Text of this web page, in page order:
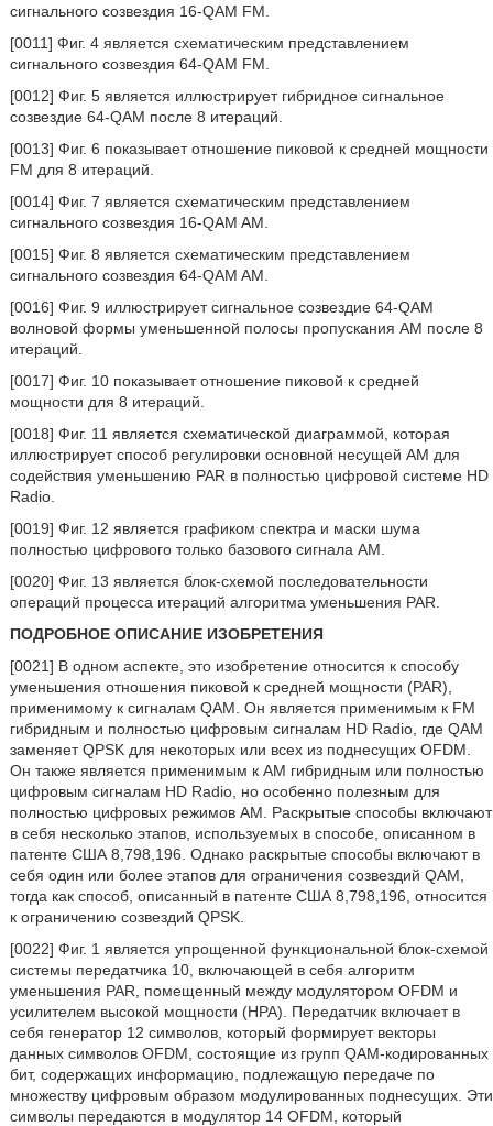
сигнального созвездия 16-QAM FM.
[0011] Фиг. 4 является схематическим представлением
сигнального созвездия 64-QAM FM.
[0012] Фиг. 5 является иллюстрирует гибридное сигнальное
созвездие 64-QAM после 8 итераций.
[0013] Фиг. 6 показывает отношение пиковой к средней мощности
FM для 8 итераций.
[0014] Фиг. 7 является схематическим представлением
сигнального созвездия 16-QAM AM.
[0015] Фиг. 8 является схематическим представлением
сигнального созвездия 64-QAM AM.
[0016] Фиг. 9 иллюстрирует сигнальное созвездие 64-QAM
волновой формы уменьшенной полосы пропускания AM после 8
итераций.
[0017] Фиг. 10 показывает отношение пиковой к средней
мощности для 8 итераций.
[0018] Фиг. 11 является схематической диаграммой, которая
иллюстрирует способ регулировки основной несущей AM для
содействия уменьшению PAR в полностью цифровой системе HD
Radio.
[0019] Фиг. 12 является графиком спектра и маски шума
полностью цифрового только базового сигнала AM.
[0020] Фиг. 13 является блок-схемой последовательности
операций процесса итераций алгоритма уменьшения PAR.
ПОДРОБНОЕ ОПИСАНИЕ ИЗОБРЕТЕНИЯ
[0021] В одном аспекте, это изобретение относится к способу
уменьшения отношения пиковой к средней мощности (PAR),
применимому к сигналам QAM. Он является применимым к FM
гибридным и полностью цифровым сигналам HD Radio, где QAM
заменяет QPSK для некоторых или всех из поднесущих OFDM.
Он также является применимым к AM гибридным или полностью
цифровым сигналам HD Radio, но особенно полезным для
полностью цифровых режимов AM. Раскрытые способы включают
в себя несколько этапов, используемых в способе, описанном в
патенте США 8,798,196. Однако раскрытые способы включают в
себя один или более этапов для ограничения созвездий QAM,
тогда как способ, описанный в патенте США 8,798,196, относится
к ограничению созвездий QPSK.
[0022] Фиг. 1 является упрощенной функциональной блок-схемой
системы передатчика 10, включающей в себя алгоритм
уменьшения PAR, помещенный между модулятором OFDM и
усилителем высокой мощности (HPA). Передатчик включает в
себя генератор 12 символов, который формирует векторы
данных символов OFDM, состоящие из групп QAM-кодированных
бит, содержащих информацию, подлежащую передаче по
множеству цифровым образом модулированных поднесущих. Эти
символы передаются в модулятор 14 OFDM, который